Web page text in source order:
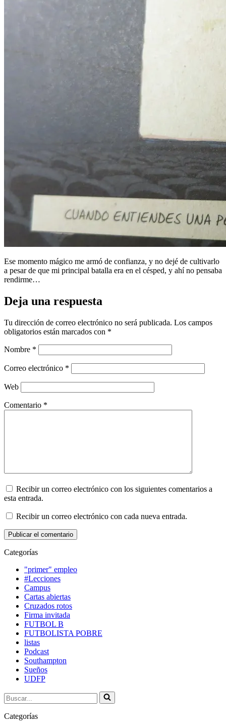
Ese momento mágico me armó de confianza, y no dejé de cultivarlo
a pesar de que mi principal batalla era en el césped, y ahí no pensaba
rendirme…
Deja una respuesta
Tu dirección de correo electrónico no será publicada. Los campos
obligatorios están marcados con *
Nombre *
Correo electrónico *
Web
Comentario *
Recibir un correo electrónico con los siguientes comentarios a
esta entrada.
Recibir un correo electrónico con cada nueva entrada.
Categorías
"primer" empleo
#Lecciones
Campus
Cartas abiertas
Cruzados rotos
Firma invitada
FUTBOL B
FUTBOLISTA POBRE
listas
Podcast
Southampton
Sueños
UDFP
Buscar...
Categorías